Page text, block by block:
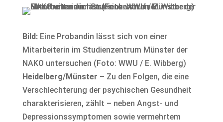
Bild:Eine Probandin lässt sich von einer
Mitarbeiterin im Studienzentrum Münster der
NAKO untersuchen (Foto: WWU / E. Wibberg)
Heidelberg/Münster – Zu den Folgen, die eine
Verschlechterung der psychischen Gesundheit
charakterisieren, zählt – neben Angst- und
Depressionssymptomen sowie vermehrtem